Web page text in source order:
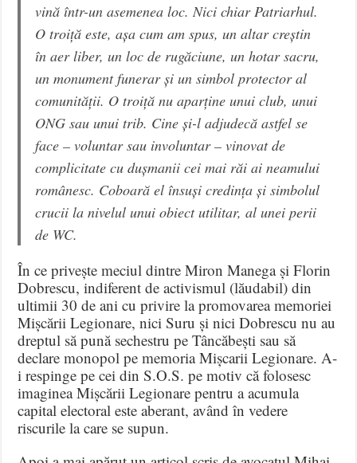
vină într-un asemenea loc. Nici chiar Patriarhul.
O troiță este, așa cum am spus, un altar creștin
în aer liber, un loc de rugăciune, un hotar sacru,
un monument funerar și un simbol protector al
comunității. O troiță nu aparține unui club, unui
ONG sau unui trib. Cine și-l adjudecă astfel se
face – voluntar sau involuntar – vinovat de
complicitate cu dușmanii cei mai răi ai neamului
românesc. Coboară el însuși credința și simbolul
crucii la nivelul unui obiect utilitar, al unei perii
de WC.
În ce privește meciul dintre Miron Manega și Florin
Dobrescu, indiferent de activismul (lăudabil) din
ultimii 30 de ani cu privire la promovarea memoriei
Mișcării Legionare, nici Suru și nici Dobrescu nu au
dreptul să pună sechestru pe Tâncăbești sau să
declare monopol pe memoria Mișcarii Legionare. A-
i respinge pe cei din S.O.S. pe motiv că folosesc
imaginea Mișcării Legionare pentru a acumula
capital electoral este aberant, având în vedere
riscurile la care se supun.